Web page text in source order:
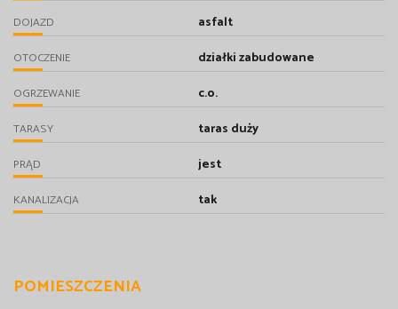
DOJAZD asfalt
OTOCZENIE działki zabudowane
OGRZEWANIE c.o.
TARASY taras duży
PRĄD jest
KANALIZACJA tak
POMIESZCZENIA